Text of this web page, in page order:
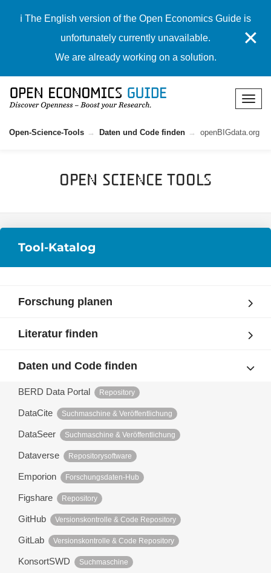
ℹ️ The English version of the Open Economics Guide is
unfortunately currently unavailable.
We are already working on a solution.
✕
Open-Science-Tools Daten und Code finden openBIGdata.org
Open Science Tools
Tool-Katalog
Forschung planen
Literatur finden
Daten und Code finden
BERD Data Portal Repository
DataCite Suchmaschine & Veröffentlichung
DataSeer Suchmaschine & Veröffentlichung
Dataverse Repositorysoftware
Emporion Forschungsdaten-Hub
Figshare Repository
GitHub Versionskontrolle & Code Repository
GitLab Versionskontrolle & Code Repository
KonsortSWD Suchmaschine